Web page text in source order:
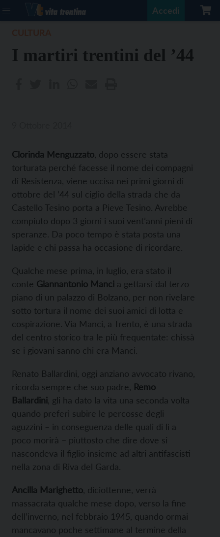
Accedi
I martiri trentini del ’44
Clorinda Menguzzato , dopo essere stata
torturata perché facesse il nome dei compagni
di Resistenza, viene uccisa nei primi giorni di
ottobre del ’44 sul ciglio della strada che da
Castello Tesino porta a Pieve Tesino. Avrebbe
compiuto dopo 3 giorni i suoi vent’anni pieni di
speranze. Da poco tempo è stata posta una
lapide e chi passa ha occasione di ricordare.
Qualche mese prima, in luglio, era stato il
conte Giannantonio Manci a gettarsi dal terzo
piano di un palazzo di Bolzano, per non rivelare
sotto tortura il nome dei suoi amici di lotta e
cospirazione. Via Manci, a Trento, è una strada
del centro storico tra le più frequentate: chissà
se i giovani sanno chi era Manci.
Renato Ballardini, oggi anziano avvocato rivano,
ricorda sempre che suo padre, Remo
Ballardini , gli ha dato la vita una seconda volta
quando preferì subire le percosse degli
aguzzini – in conseguenza delle quali di lì a
poco morirà – piuttosto che dire dove si
nascondeva il figlio insieme ad altri antifascisti
nella zona di Riva del Garda.
Ancilla Marighetto , diciottenne, verrà
massacrata qualche mese dopo, verso la fine
dell’inverno, nel febbraio 1945, quando ormai
mancavano poche settimane al termine della